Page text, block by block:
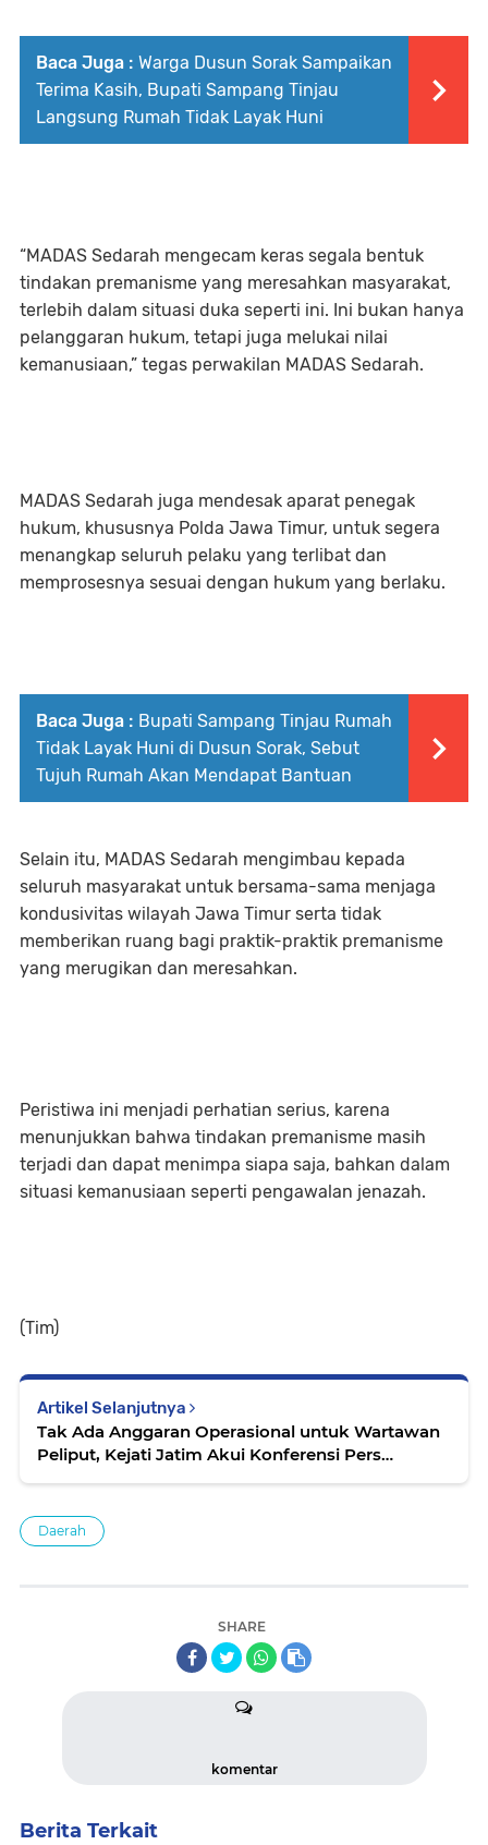
Baca Juga : Warga Dusun Sorak Sampaikan
Terima Kasih, Bupati Sampang Tinjau
Langsung Rumah Tidak Layak Huni
“MADAS Sedarah mengecam keras segala bentuk
tindakan premanisme yang meresahkan masyarakat,
terlebih dalam situasi duka seperti ini. Ini bukan hanya
pelanggaran hukum, tetapi juga melukai nilai
kemanusiaan,” tegas perwakilan MADAS Sedarah.
MADAS Sedarah juga mendesak aparat penegak
hukum, khususnya Polda Jawa Timur, untuk segera
menangkap seluruh pelaku yang terlibat dan
memprosesnya sesuai dengan hukum yang berlaku.
Baca Juga : Bupati Sampang Tinjau Rumah
Tidak Layak Huni di Dusun Sorak, Sebut
Tujuh Rumah Akan Mendapat Bantuan
Selain itu, MADAS Sedarah mengimbau kepada
seluruh masyarakat untuk bersama-sama menjaga
kondusivitas wilayah Jawa Timur serta tidak
memberikan ruang bagi praktik-praktik premanisme
yang merugikan dan meresahkan.
Peristiwa ini menjadi perhatian serius, karena
menunjukkan bahwa tindakan premanisme masih
terjadi dan dapat menimpa siapa saja, bahkan dalam
situasi kemanusiaan seperti pengawalan jenazah.
(Tim)
Artikel Selanjutnya
Tak Ada Anggaran Operasional untuk Wartawan
Peliput, Kejati Jatim Akui Konferensi Pers
Daerah
SHARE
komentar
Berita Terkait